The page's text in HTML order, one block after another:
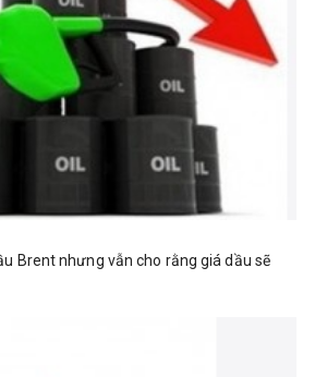
Brent nhưng vẫn cho rằng giá dầu sẽ